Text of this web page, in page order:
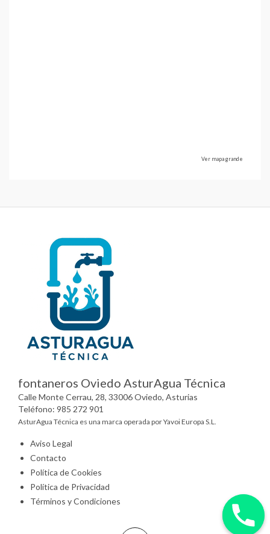
Ver mapa grande
fontaneros Oviedo AsturAgua Técnica
Calle Monte Cerrau, 28, 33006 Oviedo, Asturias
Teléfono: 985 272 901
AsturAgua Técnica es una marca operada por Yavoi Europa S.L.
Aviso Legal
Contacto
Política de Cookies
Política de Privacidad
Términos y Condiciones